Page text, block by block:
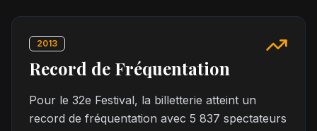
2013
Record de Fréquentation
Pour le 32e Festival, la billetterie atteint un
record de fréquentation avec 5 837 spectateurs